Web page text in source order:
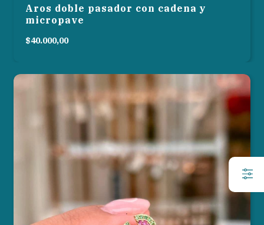
Aros doble pasador con cadena y
micropave
$40.000,00